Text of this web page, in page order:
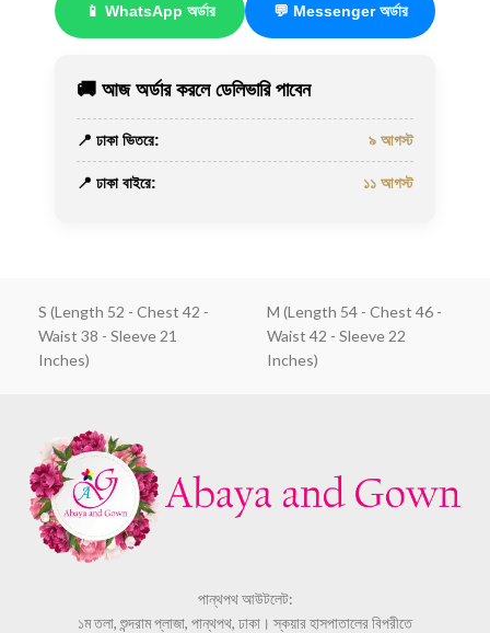
📱 WhatsApp অর্ডার 💬 Messenger অর্ডার
🚚 আজ অর্ডার করলে ডেলিভারি পাবেন
📍 ঢাকা ভিতরে: ৯ আগস্ট
📍 ঢাকা বাইরে: ১১ আগস্ট
S (Length 52 - Chest 42 -
Waist 38 - Sleeve 21
Inches)
M (Length 54 - Chest 46 -
Waist 42 - Sleeve 22
Inches)
পান্থপথ আউটলেট:
১ম তলা, শুন্দরাম প্লাজা, পান্থপথ, ঢাকা। স্কয়ার হাসপাতালের বিপরীতে